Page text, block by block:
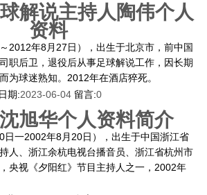
解说主持人陶伟个人
资料
2012年8月27日），出生于北京市，前中国
职后卫，退役后从事足球解说工作，因长期
为球迷熟知。2012年在酒店猝死。
日期:2023-06-04 留言:0
旭华个人资料简介
日一2002年8月20日），出生于中国浙江省
人、浙江余杭电视台播音员、浙江省杭州市
央视《夕阳红》节目主持人之一，2002年